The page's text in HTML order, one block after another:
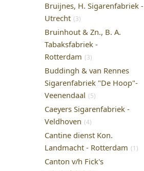
Bruijnes, H. Sigarenfabriek -
Utrecht (3)
Bruinhout & Zn., B. A.
Tabaksfabriek -
Rotterdam (3)
Buddingh & van Rennes
Sigarenfabriek "De Hoop"-
Veenendaal (5)
Caeyers Sigarenfabriek -
Veldhoven (4)
Cantine dienst Kon.
Landmacht - Rotterdam (1)
Canton v/h Fick's